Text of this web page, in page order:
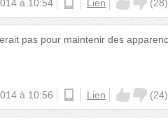
à 10:54 Lien (28)
pas pour maintenir des
à 10:56 Lien (24)